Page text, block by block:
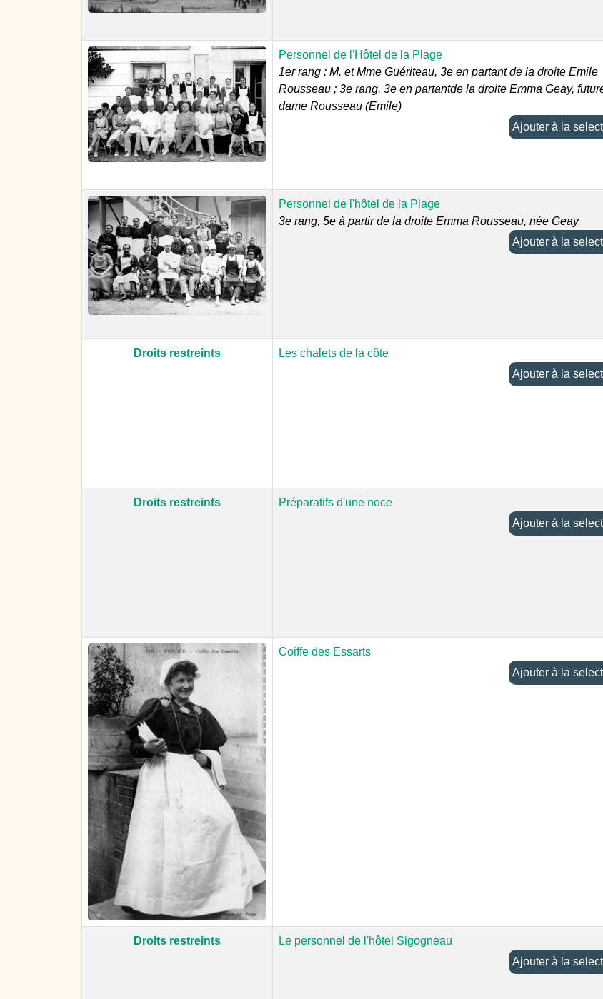
Personnel de l'Hôtel de la Plage
1er rang : M. et Mme Guériteau, 3e en partant de la droite Emile
Rousseau ; 3e rang, 3e en partantde la droite Emma Geay,
dame Rousseau (Emile)
Ajouter à la
Personnel de l'hôtel de la Plage
3e rang, 5e à partir de la droite Emma Rousseau, née Geay
Ajouter à la
Droits restreints
Les chalets de la côte
Ajouter à la
Droits restreints
Préparatifs d'une noce
Ajouter à la
Coiffe des Essarts
Ajouter à la
Droits restreints
Le personnel de l'hôtel Sigogneau
Ajouter à la